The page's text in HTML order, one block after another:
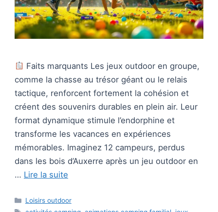
Faits marquants Les jeux outdoor en groupe,
comme la chasse au trésor géant ou le relais
tactique, renforcent fortement la cohésion et
créent des souvenirs durables en plein air. Leur
format dynamique stimule l’endorphine et
transforme les vacances en expériences
mémorables. Imaginez 12 campeurs, perdus
dans les bois d’Auxerre après un jeu outdoor en
… Lire la suite
Catégories
Loisirs outdoor